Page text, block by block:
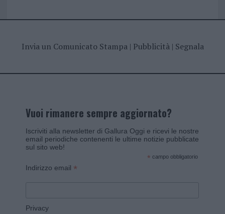
Invia un Comunicato Stampa| Pubblicità| Segnala
Vuoi rimanere sempre aggiornato?
Iscriviti alla newsletter di Gallura Oggi e ricevi le nostre
email periodiche contenenti le ultime notizie pubblicate
sul sito web!
* campo obbligatorio
Indirizzo email *
Privacy